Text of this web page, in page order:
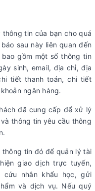
tin của bạn cho quá
sau này liên quan đến
gồm một số thông tin
sinh, email, địa chỉ, địa
tiết thanh toán, chi tiết
ngân hàng.
đã cung cấp để xử lý
thông tin yêu cầu thông
tin đó để quản lý tài
giao dịch trực tuyến,
cứu nhân khẩu học, gửi
và dịch vụ. Nếu quý